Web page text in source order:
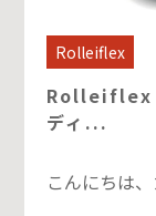
Rolleiflex
Rolleiflex
ディ...
こんにちは